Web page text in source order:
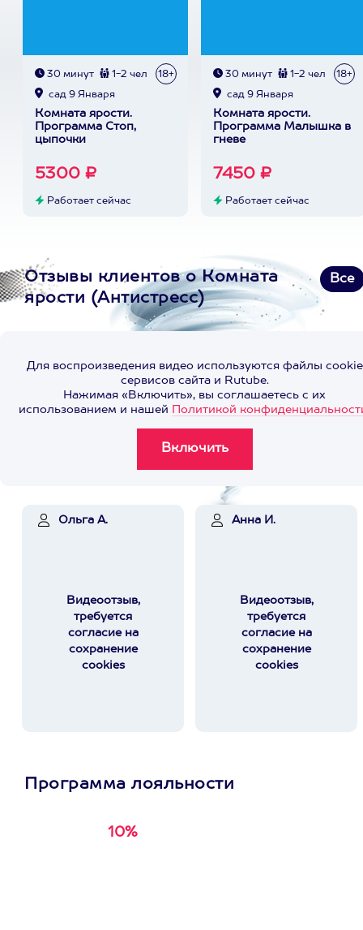
30 минут 1-2 чел 18+
сад 9 Января
Комната ярости.
Программа Стоп,
цыпочки
5300 ₽
Работает сейчас
30 минут 1-2 чел 18+
сад 9 Января
Комната ярости.
Программа Малышка в
гневе
7450 ₽
Работает сейчас
Отзывы клиентов о Комната
ярости (Антистресс)
Все
Для воспроизведения видео используются файлы cookie
сервисов сайта и Rutube.
Нажимая «Включить», вы соглашаетесь с их
использованием и нашей Политикой
Ольга А.
Видеоотзыв,
требуется
согласие на
сохранение
cookies
Анна И.
Видеоотзыв,
требуется
согласие на
сохранение
cookies
Программа лояльности
10%